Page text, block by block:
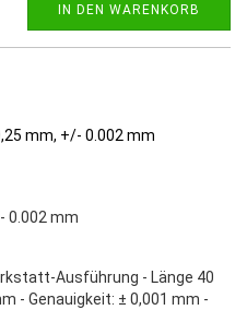
IN DEN WARENKORB
0.002 mm
Ausführung - Länge 40
- Genauigkeit: ± 0,001 mm -